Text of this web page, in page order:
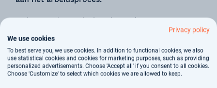
Je baseert je oordeel onder andere op
(medische) verslagen die de sociaal medisch
verpleegkundige opstelt. Ook hou je spreekuren,
waarin je zelf een beeld vormt van de klant. In je
oordeel hou je rekening met de individuele
(medische) situatie, sociale context en wettelijke
Privacy policy
We use cookies
To best serve you, we use cookies. In addition to functional cookies, we also
use statistical cookies and cookies for marketing purposes, such as providing
personalized advertisements. Choose 'Accept all' if you consent to all cookies.
Choose 'Customize' to select which cookies we are allowed to keep.